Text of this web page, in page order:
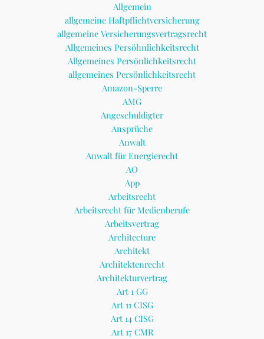
Allgemein
allgemeine Haftpflichtversicherung
allgemeine Versicherungsvertragsrecht
Allgemeines Persöhnlichkeitsrecht
Allgemeines Persönlichkeitsrecht
allgemeines Persönlichkeitsrecht
Amazon-Sperre
AMG
Angeschuldigter
Ansprüche
Anwalt
Anwalt für Energierecht
AO
App
Arbeitsrecht
Arbeitsrecht für Medienberufe
Arbeitsvertrag
Architecture
Architekt
Architektenrecht
Architekturvertrag
Art 1 GG
Art 11 CISG
Art 14 CISG
Art 17 CMR